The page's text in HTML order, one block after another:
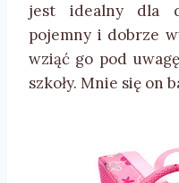
jest idealny dla
pojemny i dobrze
wziąć go pod
szkoły. Mnie się on